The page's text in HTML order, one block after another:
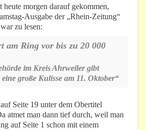
morgen darauf gekommen,
Ausgabe der „Rhein-Zeitung“
zu lesen:
am Ring vor bis zu 20 000
im Kreis Ahrweiler gibt
große Kulisse am 11. Oktober“
Seite 19 unter dem Obertitel
atmet man dann tief durch, weil man
auf Seite 1 schon mit einem